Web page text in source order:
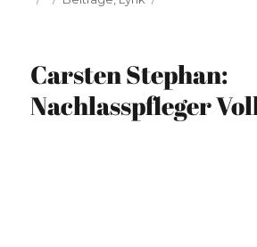
Carsten Stephan:
Nachlasspfleger